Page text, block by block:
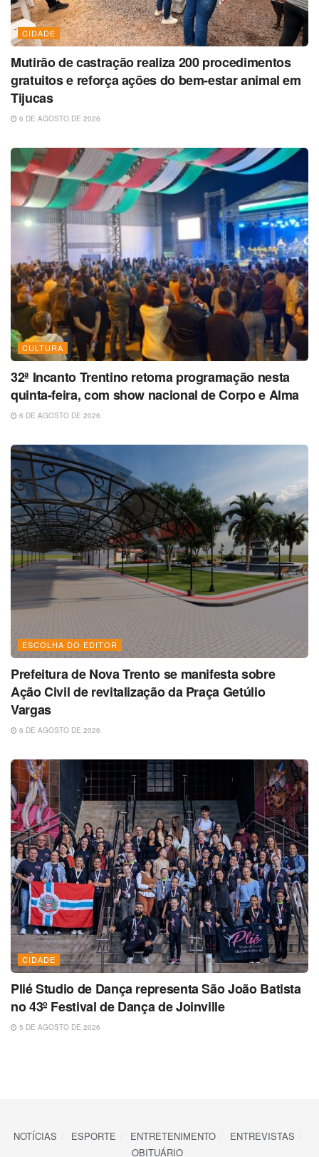
CIDADE
Mutirão de castração realiza 200 procedimentos
gratuitos e reforça ações do bem-estar animal em
Tijucas
6 DE AGOSTO DE 2026
CULTURA
32ª Incanto Trentino retoma programação nesta
quinta-feira, com show nacional de Corpo e Alma
6 DE AGOSTO DE 2026
ESCOLHA DO EDITOR
Prefeitura de Nova Trento se manifesta sobre
Ação Civil de revitalização da Praça Getúlio
Vargas
6 DE AGOSTO DE 2026
CIDADE
Plié Studio de Dança representa São João Batista
no 43º Festival de Dança de Joinville
5 DE AGOSTO DE 2026
NOTÍCIAS ESPORTE ENTRETENIMENTO
ENTREVISTAS
OBITUÁRIO